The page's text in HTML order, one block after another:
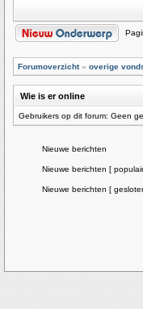
Forumoverzicht» overige
Wie is er online
Gebruikers op dit forum: Geen
Nieuwe berichten
Nieuwe berichten [
Nieuwe berichten [